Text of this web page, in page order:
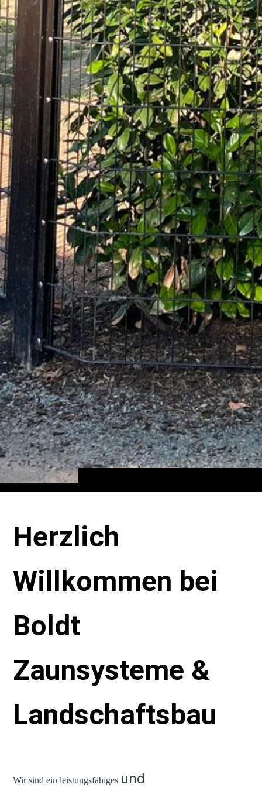
Herzlich
Willkommen bei
Boldt
Zaunsysteme &
Landschaftsbau
Wir sind ein leistungsfähiges und